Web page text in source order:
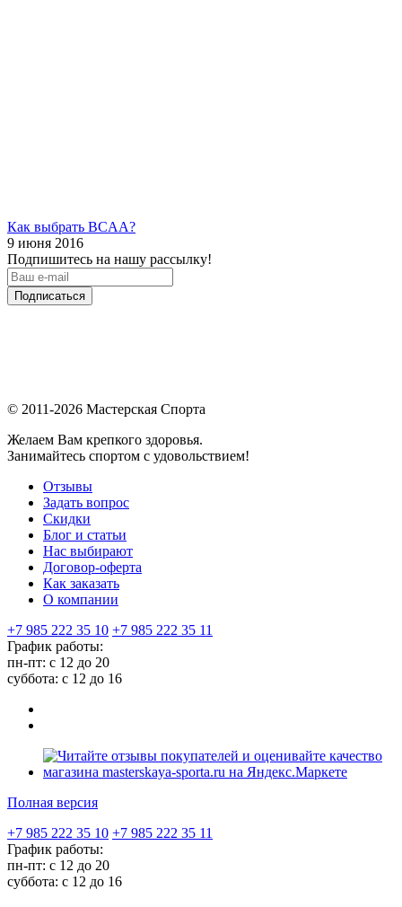
Как выбрать BCAA?
9 июня 2016
Подпишитесь на нашу рассылку!
Подписаться
© 2011-2026 Мастерская Спорта
Желаем Вам крепкого здоровья.
Занимайтесь спортом с удовольствием!
Отзывы
Задать вопрос
Скидки
Блог и статьи
Нас выбирают
Договор-оферта
Как заказать
О компании
+7 985 222 35 10 +7 985 222 35 11
График работы:
пн-пт: с 12 до 20
суббота: c 12 до 16
Полная версия
+7 985 222 35 10 +7 985 222 35 11
График работы:
пн-пт: с 12 до 20
суббота: c 12 до 16